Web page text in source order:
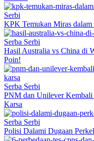
Serbi
KPK Temukan Miras
Serba Serbi
Hasil Australia vs China di
Poin!
Serba Serbi
PNM dan Unilever Kembali
Karsa
Serba Serbi
Polisi Dalami Dugaan